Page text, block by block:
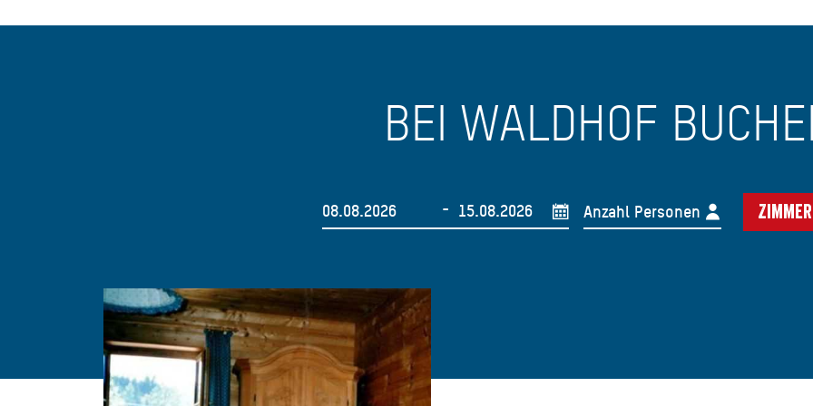
BEI WALDHOF
- Anzahl Personen